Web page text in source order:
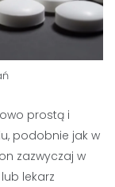
prostą i
podobnie jak w
zazwyczaj w
lekarz